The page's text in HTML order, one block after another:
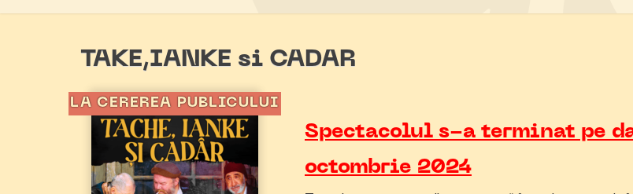
TAKE,IANKE si CADAR
LA CEREREA PUBLICULUI
Spectacolul s-a terminat pe
octombrie 2024